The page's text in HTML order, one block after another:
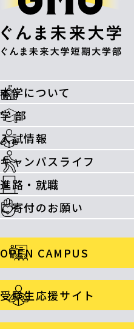
本学について
学 部
入試情報
キャンパスライフ
進路・就職
ご寄付のお願い
OPEN CAMPUS
受験生応援サイト